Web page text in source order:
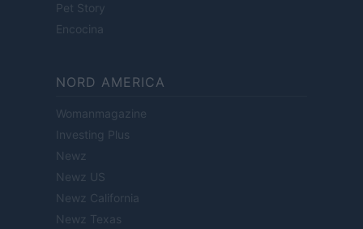
Pet Story
Encocina
NORD AMERICA
Womanmagazine
Investing Plus
Newz
Newz US
Newz California
Newz Texas